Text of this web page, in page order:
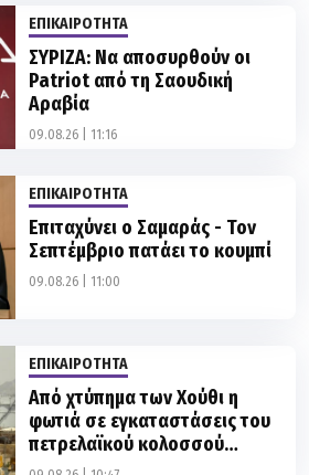
Patriot από τη Σαουδική
Αραβία
09.08.26 | 11:16
ΕΠΙΚΑΙΡΟΤΗΤΑ
Σεπτέμβριο πατάει το κουμπί
09.08.26 | 11:00
φωτιά σε εγκαταστάσεις του
πετρελαϊκού κολοσσού
Aramco στη Σαουδική Αραβία
09.08.26 | 10:47